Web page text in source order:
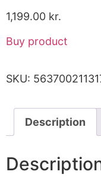
1,199.00 kr.
Buy product
SKU:
Description